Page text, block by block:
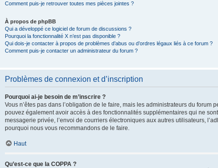
Comment puis-je retrouver toutes mes pièces jointes ?
À propos de phpBB
Qui a développé ce logiciel de forum de discussions ?
Pourquoi la fonctionnalité X n’est pas disponible ?
Qui dois-je contacter à propos de problèmes d’abus ou d’ordres légaux liés à ce forum ?
Comment puis-je contacter un administrateur du forum ?
Problèmes de connexion et d’inscription
Pourquoi ai-je besoin de m’inscrire ?
Vous n’êtes pas dans l’obligation de le faire, mais les administrateurs du
pouvez également avoir accès à des fonctionnalités supplémentaires qui ne
messagerie privée, l’envoi de courriers électroniques aux autres utilisateurs,
pourquoi nous vous recommandons de le faire.
Haut
Qu’est-ce que la COPPA ?